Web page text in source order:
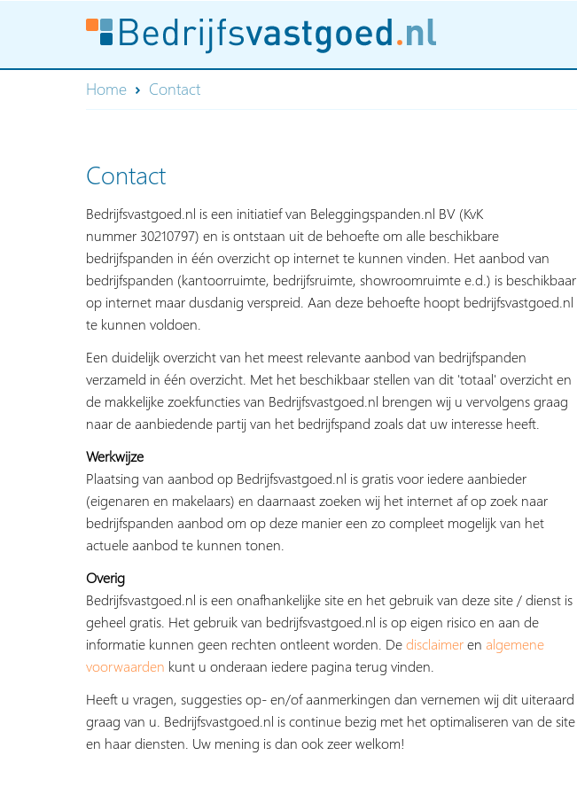
Home Contact
Contact
Bedrijfsvastgoed.nl is een initiatief van Beleggingspanden.nl BV (KvK
nummer 30210797) en is ontstaan uit de behoefte om alle beschikbare
bedrijfspanden in één overzicht op internet te kunnen vinden. Het aanbod van
bedrijfspanden (kantoorruimte, bedrijfsruimte, showroomruimte e.d.) is beschikbaar
op internet maar dusdanig verspreid. Aan deze behoefte hoopt bedrijfsvastgoed.nl
te kunnen voldoen.
Een duidelijk overzicht van het meest relevante aanbod van bedrijfspanden
verzameld in één overzicht. Met het beschikbaar stellen van dit 'totaal' overzicht en
de makkelijke zoekfuncties van Bedrijfsvastgoed.nl brengen wij u vervolgens graag
naar de aanbiedende partij van het bedrijfspand zoals dat uw interesse heeft.
Werkwijze
Plaatsing van aanbod op Bedrijfsvastgoed.nl is gratis voor iedere aanbieder
(eigenaren en makelaars) en daarnaast zoeken wij het internet af op zoek naar
bedrijfspanden aanbod om op deze manier een zo compleet mogelijk van het
actuele aanbod te kunnen tonen.
Overig
Bedrijfsvastgoed.nl is een onafhankelijke site en het gebruik van deze site / dienst is
geheel gratis. Het gebruik van bedrijfsvastgoed.nl is op eigen risico en aan de
informatie kunnen geen rechten ontleent worden. Dedisclaimeren algemene
voorwaarden kunt u onderaan iedere pagina terug vinden.
Heeft u vragen, suggesties op- en/of aanmerkingen dan vernemen wij dit uiteraard
graag van u. Bedrijfsvastgoed.nl is continue bezig met het optimaliseren van de site
en haar diensten. Uw mening is dan ook zeer welkom!